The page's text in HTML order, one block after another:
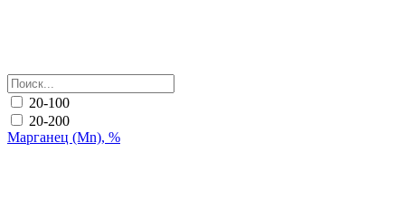
20-100
20-200
Марганец (Mn), %